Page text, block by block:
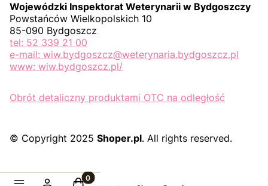
Wojewódzki Inspektorat Weterynarii w Bydgoszczy
Powstańców Wielkopolskich 10
85-090 Bydgoszcz
tel: 52 339 21 00
e-mail: wiw.bydgoszcz@weterynaria.bydgoszcz.pl
www: wiw.bydgoszcz.pl/
Obrót detaliczny produktami OTC na odległość
© Copyright 2025 Shoper.pl. All rights reserved.
Produkty w koszyku: 0. Zobacz szczegóły